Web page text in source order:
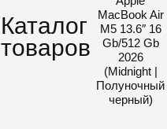
Каталог
товаров
MacBook Air
M5 13.6″ 16
Gb/512 Gb
2026
(Midnight |
Полуночный
черный)